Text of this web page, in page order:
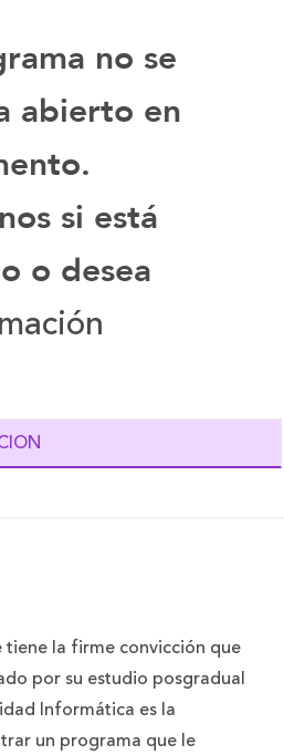
no se
abierto en
si está
o desea
tiene la firme convicción que
por su estudio posgradual
Informática es la
un programa que le